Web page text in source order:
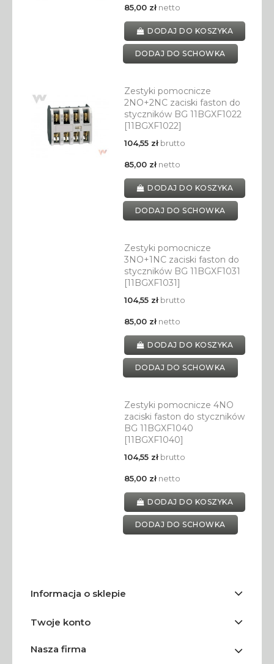
85,00 złnetto
DODAJ DO KOSZYKA
DODAJ DO SCHOWKA
Zestyki pomocnicze
2NO+2NC zaciski faston do
styczników BG 11BGXF1022
[11BGXF1022]
104,55 złbrutto
85,00 złnetto
DODAJ DO KOSZYKA
DODAJ DO SCHOWKA
Zestyki pomocnicze
3NO+1NC zaciski faston do
styczników BG 11BGXF1031
[11BGXF1031]
104,55 złbrutto
85,00 złnetto
DODAJ DO KOSZYKA
DODAJ DO SCHOWKA
Zestyki pomocnicze 4NO
zaciski faston do styczników
BG 11BGXF1040
[11BGXF1040]
104,55 złbrutto
85,00 złnetto
DODAJ DO KOSZYKA
DODAJ DO SCHOWKA
Informacja o sklepie
Twoje konto
Nasza firma